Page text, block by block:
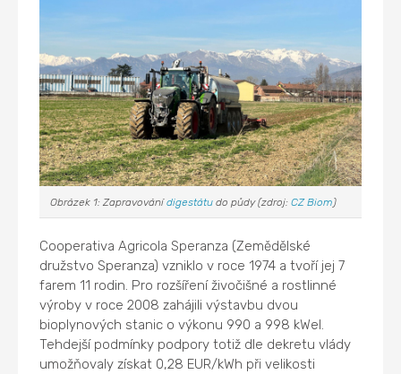
Obrázek 1: Zapravovánídigestátu do půdy (zdroj:CZ Biom)
Cooperativa Agricola Speranza (Zemědělské
družstvo Speranza) vzniklo v roce 1974 a tvoří jej 7
farem 11 rodin. Pro rozšíření živočišné a rostlinné
výroby v roce 2008 zahájili výstavbu dvou
bioplynových stanic o výkonu 990 a 998 kWel.
Tehdejší podmínky podpory totiž dle dekretu vlády
umožňovaly získat 0,28 EUR/kWh při velikosti